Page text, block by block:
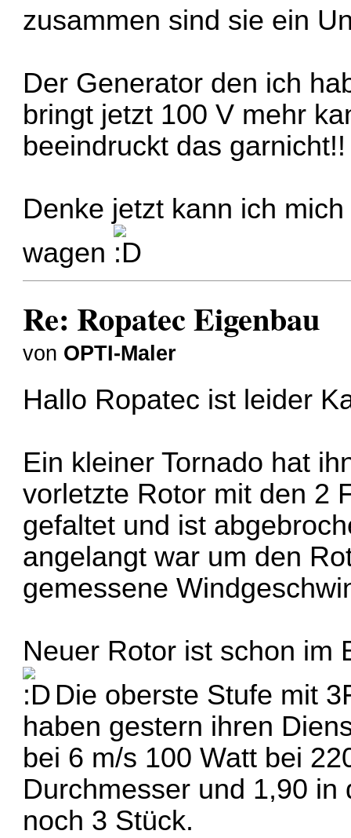
zusammen sind sie ein
Der Generator den ich
bringt jetzt 100 V mehr
beeindruckt das garnicht!!
Denke jetzt kann ich
wagen
Re: Ropatec Eigenbau
von OPTI-Maler
Hallo Ropatec ist leider
Ein kleiner Tornado hat
vorletzte Rotor mit den 2
gefaltet und ist
angelangt war um den
gemessene
Neuer Rotor ist schon im
Die oberste Stufe mit
haben gestern ihren
bei 6 m/s 100 Watt bei
Durchmesser und 1,90
noch 3 Stück.